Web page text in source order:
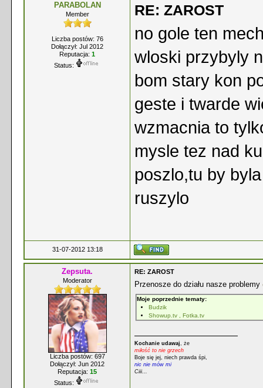
PARABOLAN
Member
Liczba postów: 76
Dołączył: Jul 2012
Reputacja: 1
Status:
RE: ZAROST
no gole ten
wloski przybyly
bom stary kon
geste i twarde
wzmacnia to
mysle tez nad
poszlo,tu by
ruszylo
31-07-2012 13:18
Zepsuta.
Moderator
Liczba postów: 697
Dołączył: Jun 2012
Reputacja: 15
Status:
RE: ZAROST
Przenosze do działu nasze problemy
Moje poprzednie tematy:
Budzik
Showup.tv , Fotka.tv
Kochanie udawaj, że
miłość to nie grzech
Boje się jej, niech prawda śpi,
nic nie mów mi
Ciii...